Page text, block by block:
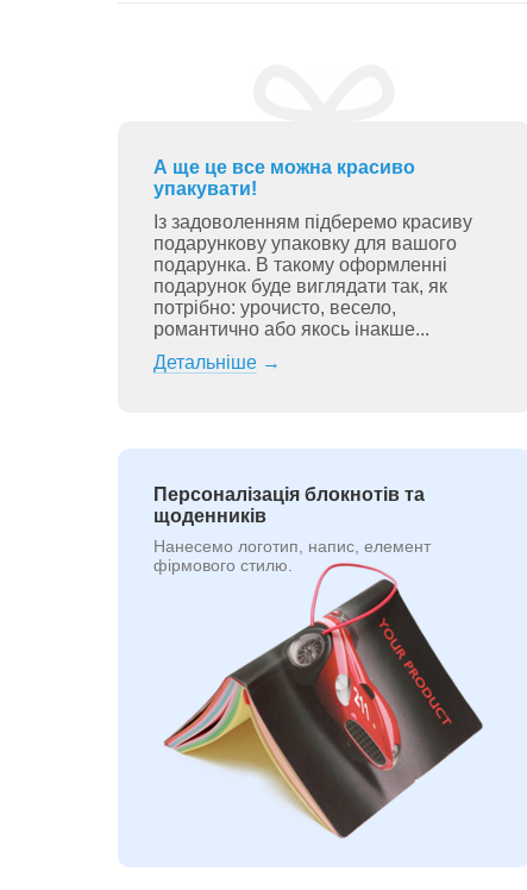
А ще це все можна красиво
упакувати!
Із задоволенням підберемо красиву
подарункову упаковку для вашого
подарунка. В такому оформленні
подарунок буде виглядати так, як
потрібно: урочисто, весело,
романтично або якось інакше...
Детальніше→
Персоналізація блокнотів та
щоденників
Нанесемо логотип, напис, елемент
фірмового стилю.